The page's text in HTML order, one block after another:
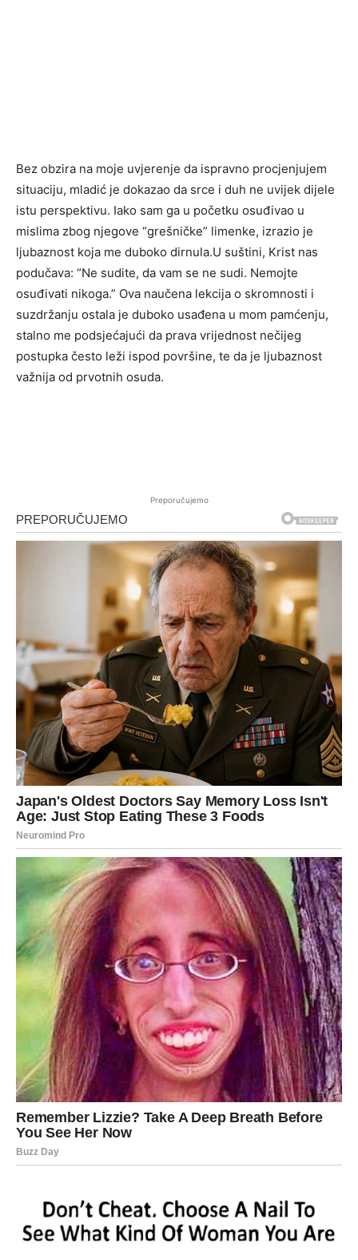
Bez obzira na moje uvjerenje da ispravno procjenjujem
situaciju, mladić je dokazao da srce i duh ne uvijek dijele
istu perspektivu. Iako sam ga u početku osuđivao u
mislima zbog njegove “grešničke” limenke, izrazio je
ljubaznost koja me duboko dirnula.U suštini, Krist nas
podučava: “Ne sudite, da vam se ne sudi. Nemojte
osuđivati nikoga.” Ova naučena lekcija o skromnosti i
suzdržanju ostala je duboko usađena u mom pamćenju,
stalno me podsjećajući da prava vrijednost nečijeg
postupka često leži ispod površine, te da je ljubaznost
važnija od prvotnih osuda.
Preporučujemo